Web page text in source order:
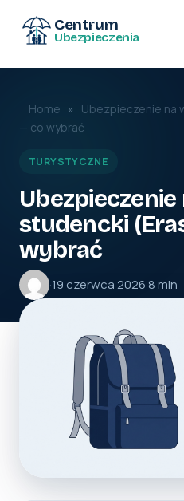
Centrum
Ubezpieczenia
Home »
Ubezpieczenie na
— co wybrać
TURYSTYCZNE
studencki
wybrać
·19 czerwca 2026·8 min